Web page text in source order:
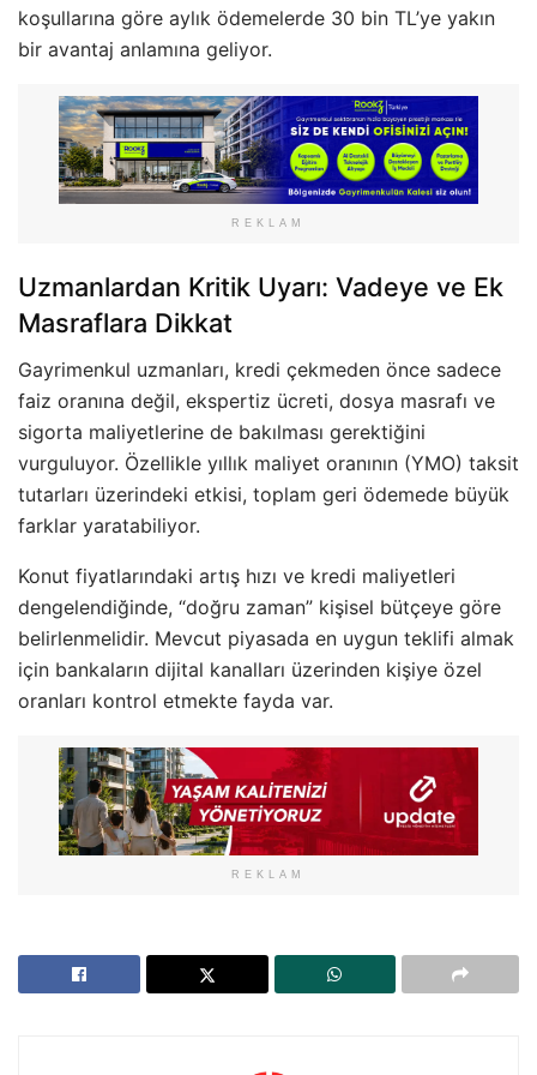
koşullarına göre aylık ödemelerde 30 bin TL’ye yakın
bir avantaj anlamına geliyor.
REKLAM
Uzmanlardan Kritik Uyarı: Vadeye ve Ek
Masraflara Dikkat
Gayrimenkul uzmanları, kredi çekmeden önce sadece
faiz oranına değil, ekspertiz ücreti, dosya masrafı ve
sigorta maliyetlerine de bakılması gerektiğini
vurguluyor. Özellikle yıllık maliyet oranının (YMO) taksit
tutarları üzerindeki etkisi, toplam geri ödemede büyük
farklar yaratabiliyor.
Konut fiyatlarındaki artış hızı ve kredi maliyetleri
dengelendiğinde, “doğru zaman” kişisel bütçeye göre
belirlenmelidir. Mevcut piyasada en uygun teklifi almak
için bankaların dijital kanalları üzerinden kişiye özel
oranları kontrol etmekte fayda var.
REKLAM